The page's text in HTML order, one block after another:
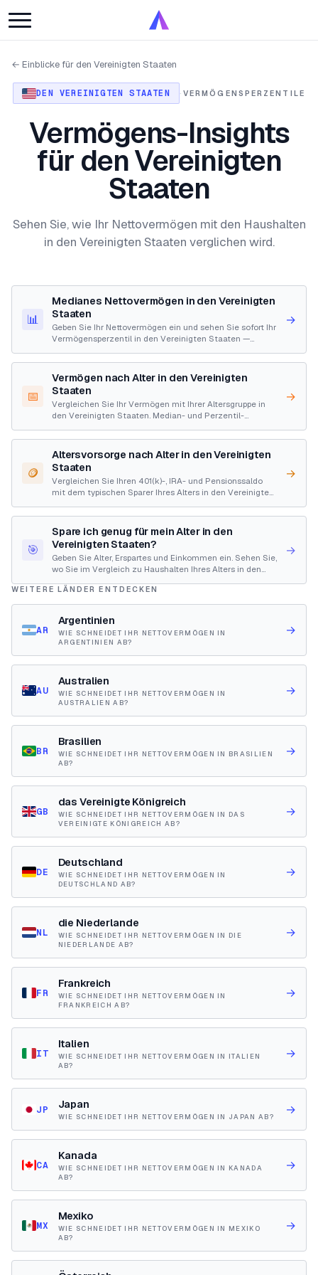
← Einblicke für den Vereinigten Staaten
DEN VEREINIGTEN STAATEN · VERMÖGENSPERZENTILE
Vermögens-Insights
für den Vereinigten
Staaten
Sehen Sie, wie Ihr Nettovermögen mit den Haushalten
in den Vereinigten Staaten verglichen wird.
📊
Medianes Nettovermögen in den Vereinigten
Staaten
Geben Sie Ihr Nettovermögen ein und sehen Sie sofort Ihr
Vermögensperzentil in den Vereinigten Staaten —
→
📅
Vermögen nach Alter in den Vereinigten
Staaten
Vergleichen Sie Ihr Vermögen mit Ihrer Altersgruppe in
den Vereinigten Staaten. Median- und Perzentil-
64 und 65+ Haushalte.
→
🪙
Altersvorsorge nach Alter in den Vereinigten
Staaten
Vergleichen Sie Ihren 401(k)-, IRA- und Pensionssaldo
mit dem typischen Sparer Ihres Alters in den Vereinigten
Consumer Finances der Federal Reserve, mit dem Anteil
der Haushalte, die überhaupt ein Altersvorsorgekonto
besitzen.
→
🎯
Spare ich genug für mein Alter in den
Vereinigten Staaten?
Geben Sie Alter, Erspartes und Einkommen ein. Sehen Sie,
wo Sie im Vergleich zu Haushalten Ihres Alters in den
Reserve SCF) — und wo Fidelitys Spar-Richtwert Sie
sehen würde. Zwei ehrliche Ebenen, nie vermischt.
→
WEITERE LÄNDER ENTDECKEN
AR
Argentinien
WIE SCHNEIDET IHR NETTOVERMÖGEN IN
ARGENTINIEN AB?
→
AU
Australien
WIE SCHNEIDET IHR NETTOVERMÖGEN IN
AUSTRALIEN AB?
→
BR
Brasilien
WIE SCHNEIDET IHR NETTOVERMÖGEN IN BRASILIEN
AB?
→
GB
das Vereinigte Königreich
WIE SCHNEIDET IHR NETTOVERMÖGEN IN DAS
VEREINIGTE KÖNIGREICH AB?
→
DE
Deutschland
WIE SCHNEIDET IHR NETTOVERMÖGEN IN
DEUTSCHLAND AB?
→
NL
die Niederlande
WIE SCHNEIDET IHR NETTOVERMÖGEN IN DIE
NIEDERLANDE AB?
→
FR
Frankreich
WIE SCHNEIDET IHR NETTOVERMÖGEN IN
FRANKREICH AB?
→
IT
Italien
WIE SCHNEIDET IHR NETTOVERMÖGEN IN ITALIEN
AB?
→
JP Japan
WIE SCHNEIDET IHR NETTOVERMÖGEN IN JAPAN AB? →
CA
Kanada
WIE SCHNEIDET IHR NETTOVERMÖGEN IN KANADA
AB?
→
MX
Mexiko
WIE SCHNEIDET IHR NETTOVERMÖGEN IN MEXIKO
AB?
→